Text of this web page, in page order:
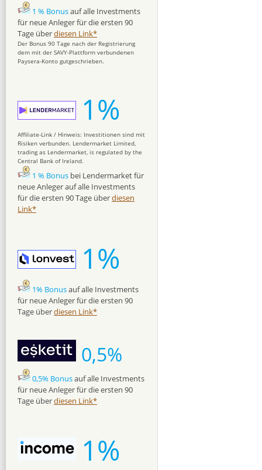
1 % Bonusauf alle Investments
für neue Anleger für die ersten 90
Tage überdiesen Link*
Der Bonus 90 Tage nach der Registrierung
dem mit der SAVY-Plattform verbundenen
Paysera-Konto gutgeschrieben.
1%
Affiliate-Link / Hinweis: Investitionen sind mit
Risiken verbunden. Lendermarket Limited,
trading as Lendermarket, is regulated by the
Central Bank of Ireland.
1 % Bonus bei Lendermarket für
neue Anleger auf alle Investments
für die ersten 90 Tage überdiesen
Link*
1%
1% Bonusauf alle Investments
für neue Anleger für die ersten 90
Tage überdiesen Link*
0,5%
0,5% Bonusauf alle Investments
für neue Anleger für die ersten 90
Tage überdiesen Link*
1%